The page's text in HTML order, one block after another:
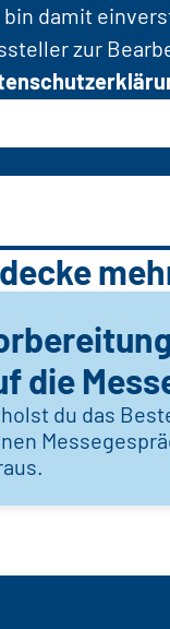
bin damit
zur
die
du das